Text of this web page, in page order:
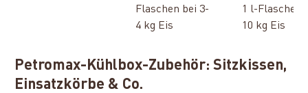
Flaschen bei 3-
4 kg Eis
1 l-Flaschen
10 kg Eis
Petromax-Kühlbox-Zubehör: Sitzkissen,
Einsatzkörbe & Co.